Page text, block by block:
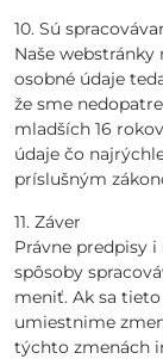
10. Sú
Naše
osobné údaje
že sme
mladších 16
údaje čo
príslušným
11. Záver
Právne predpisy
spôsoby
meniť. Ak sa
umiestnime
týchto zmenách